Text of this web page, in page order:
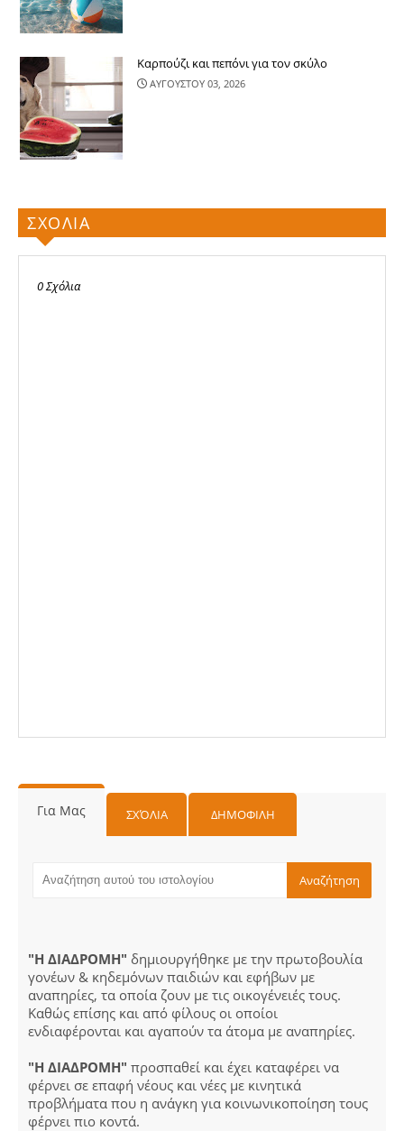
Καρπούζι και πεπόνι για τον σκύλο
ΑΥΓΟΥΣΤΟΥ 03, 2026
ΣΧΟΛΙΑ
0 Σχόλια
Για Μας ΣΧΌΛΙΑ ΔΗΜΟΦΙΛΗ
"Η ΔΙΑΔΡΟΜΗ" δημιουργήθηκε με την πρωτοβουλία
γονέων & κηδεμόνων παιδιών και εφήβων με
αναπηρίες, τα οποία ζουν με τις οικογένειές τους.
Καθώς επίσης και από φίλους οι οποίοι
ενδιαφέρονται και αγαπούν τα άτομα με αναπηρίες.
"Η ΔΙΑΔΡΟΜΗ" προσπαθεί και έχει καταφέρει να
φέρνει σε επαφή νέους και νέες με κινητικά
προβλήματα που η ανάγκη για κοινωνικοποίηση τους
φέρνει πιο κοντά.